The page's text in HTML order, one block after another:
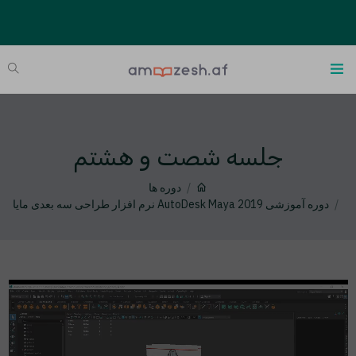
جلسه شصت و هشتم
دوره ها
دوره آموزشی AutoDesk Maya 2019 نرم افزار طراحی سه بعدی مایا